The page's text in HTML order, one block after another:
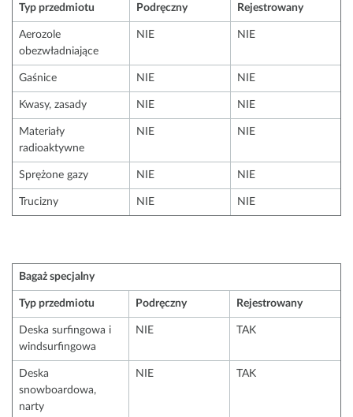
Typ przedmiotu Podręczny Rejestrowany
Aerozole
obezwładniające
NIE NIE
Gaśnice NIE NIE
Kwasy, zasady NIE NIE
Materiały
radioaktywne
NIE NIE
Sprężone gazy NIE NIE
Trucizny NIE NIE
Bagaż specjalny
Typ przedmiotu Podręczny Rejestrowany
Deska surfingowa i
windsurfingowa
NIE TAK
Deska
snowboardowa,
narty
NIE TAK